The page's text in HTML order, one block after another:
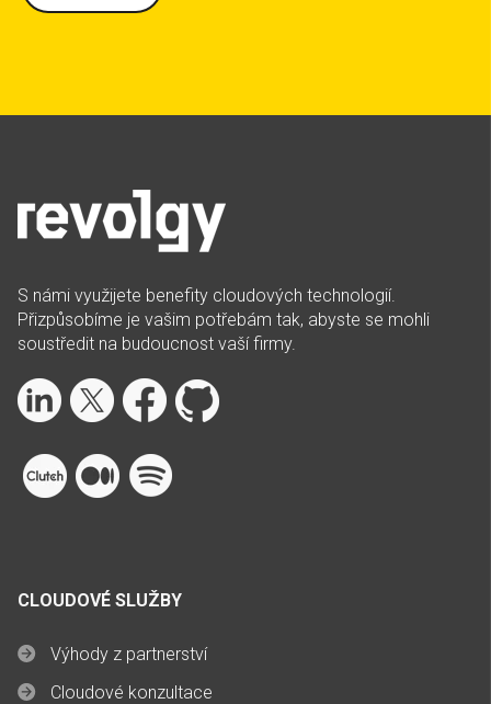
S námi využijete benefity cloudových technologií.
Přizpůsobíme je vašim potřebám tak, abyste se mohli
soustředit na budoucnost vaší firmy.
CLOUDOVÉ SLUŽBY
Výhody z partnerství
Cloudové konzultace